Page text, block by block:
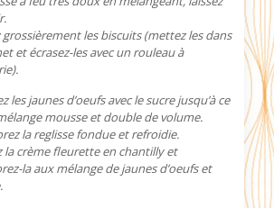
grossièrement les biscuits (mettez les dans
et écrasez-les avec un rouleau à
les jaunes d’oeufs avec le sucre jusqu’à ce
mousse et double de volume.
la reglisse fondue et refroidie.
la crème fleurette en chantilly et
la aux mélange de jaunes d’oeufs et